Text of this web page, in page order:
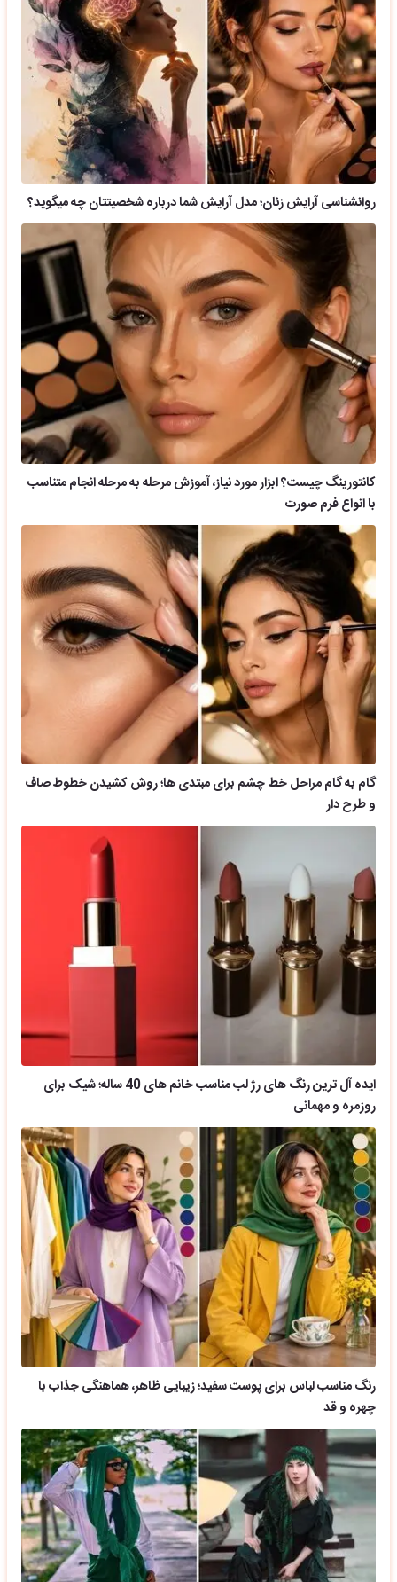
روانشناسی آرایش زنان؛ مدل آرایش شما درباره شخصیتتان چه میگوید؟
کانتورینگ چیست؟ ابزار مورد نیاز، آموزش مرحله به مرحله انجام متناسب
با انواع فرم صورت
گام به گام مراحل خط چشم برای مبتدی ها؛ روش کشیدن خطوط صاف
و طرح دار
ایده آل ترین رنگ های رژ لب مناسب خانم های 40 ساله؛ شیک برای
روزمره و مهمانی
رنگ مناسب لباس برای پوست سفید؛ زیبایی ظاهر، هماهنگی جذاب با
چهره و قد